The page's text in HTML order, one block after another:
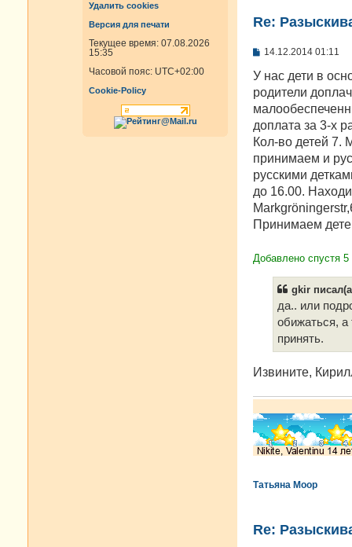
Удалить cookies
Версия для печати
Текущее время: 07.08.2026
15:35
Часовой пояс: UTC+02:00
Cookie-Policy
Re:
С
о
щ
е
и
е
14.12.2014 01:11
У нас дети в
родители
доплата за 3-х
Кол-во детей 7.
принимаем и
русскими
до 16.00.
Принимаем
Добавлено спустя
gkir
да.. или
обижаться, а
принять.
Извините,
Татьяна Моор
Re: